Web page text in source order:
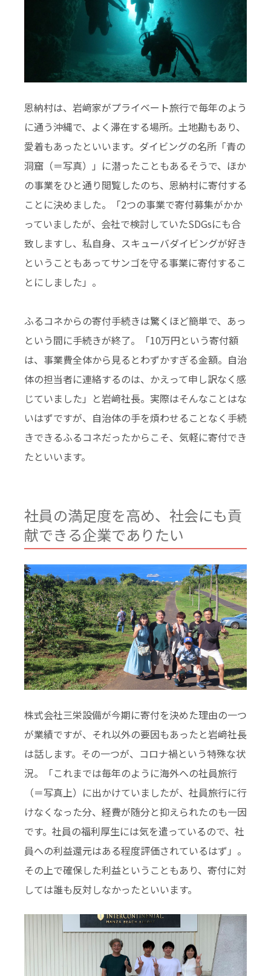
恩納村は、岩﨑家がプライベート旅行で毎年のよう
に通う沖縄で、よく滞在する場所。土地勘もあり、
愛着もあったといいます。ダイビングの名所「青の
洞窟（＝写真）」に潜ったこともあるそうで、ほか
の事業をひと通り閲覧したのち、恩納村に寄付する
ことに決めました。「2つの事業で寄付募集がかか
っていましたが、会社で検討していたSDGsにも合
致しますし、私自身、スキューバダイビングが好き
ということもあってサンゴを守る事業に寄付するこ
とにしました」。
ふるコネからの寄付手続きは驚くほど簡単で、あっ
という間に手続きが終了。「10万円という寄付額
は、事業費全体から見るとわずかすぎる金額。自治
体の担当者に連絡するのは、かえって申し訳なく感
じていました」と岩﨑社長。実際はそんなことはな
いはずですが、自治体の手を煩わせることなく手続
きできるふるコネだったからこそ、気軽に寄付でき
たといいます。
社員の満足度を高め、社会にも貢
献できる企業でありたい
株式会社三栄設備が今期に寄付を決めた理由の一つ
が業績ですが、それ以外の要因もあったと岩﨑社長
は話します。その一つが、コロナ禍という特殊な状
況。「これまでは毎年のように海外への社員旅行
（＝写真上）に出かけていましたが、社員旅行に行
けなくなった分、経費が随分と抑えられたのも一因
です。社員の福利厚生には気を遣っているので、社
員への利益還元はある程度評価されているはず」。
その上で確保した利益ということもあり、寄付に対
しては誰も反対しなかったといいます。